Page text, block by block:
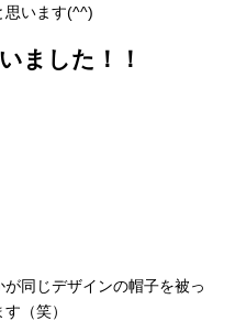
思います(^^)
ました！！
同じデザインの帽子を被っ
（笑）